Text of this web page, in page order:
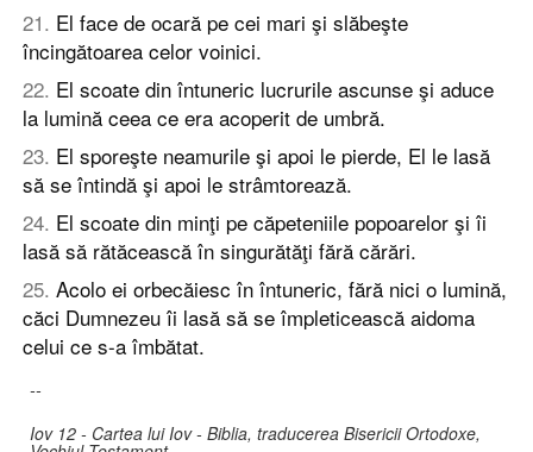
21. El face de ocară pe cei mari şi slăbeşte
încingătoarea celor voinici.
22. El scoate din întuneric lucrurile ascunse şi aduce
la lumină ceea ce era acoperit de umbră.
23. El sporeşte neamurile şi apoi le pierde, El le lasă
să se întindă şi apoi le strâmtorează.
24. El scoate din minţi pe căpeteniile popoarelor şi îi
lasă să rătăcească în singurătăţi fără cărări.
25. Acolo ei orbecăiesc în întuneric, fără nici o lumină,
căci Dumnezeu îi lasă să se împleticească aidoma
celui ce s-a îmbătat.
--
Iov 12 - Cartea lui Iov - Biblia, traducerea Bisericii Ortodoxe,